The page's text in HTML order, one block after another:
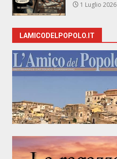
1 Luglio 2026
LAMICODELPOPOLO.IT